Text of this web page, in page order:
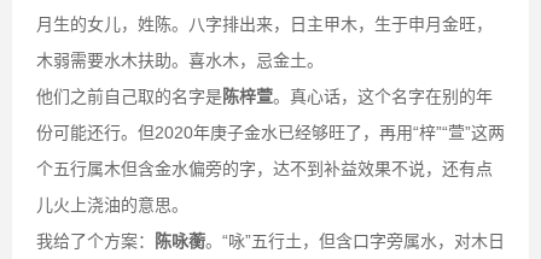
月生的女儿，姓陈。八字排出来，日主甲木，生于申月金旺，
木弱需要水木扶助。喜水木，忌金土。
他们之前自己取的名字是陈梓萱。真心话，这个名字在别的年
份可能还行。但2020年庚子金水已经够旺了，再用“梓”“萱”这两
个五行属木但含金水偏旁的字，达不到补益效果不说，还有点
儿火上浇油的意思。
我给了个方案：
陈咏蘅。“咏”五行土，但含口字旁属水，对木日